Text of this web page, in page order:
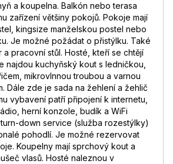
a koupelna. Balkón nebo terasa
zařízení většiny pokojů. Pokoje mají
kingsize manželskou postel nebo
Je možné požádat o přistýlku. Také
a pracovní stůl. Hosté, kteří se chtějí
najdou kuchyňský kout s ledničkou,
mikrovlnnou troubou a varnou
Dále zde je sada na žehlení a žehlič
vybavení patří připojení k internetu,
herní konzole, budík a WiFi
down service (služba rozestýlky)
pohodlí. Je možné rezervovat
Koupelny mají sprchový kout a
vlasů. Hosté naleznou v